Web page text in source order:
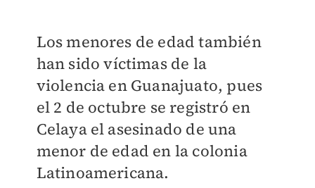
Los menores de edad también
han sido víctimas de la
violencia en Guanajuato, pues
el 2 de octubre se registró en
Celaya el asesinado de una
menor de edad en la colonia
Latinoamericana.